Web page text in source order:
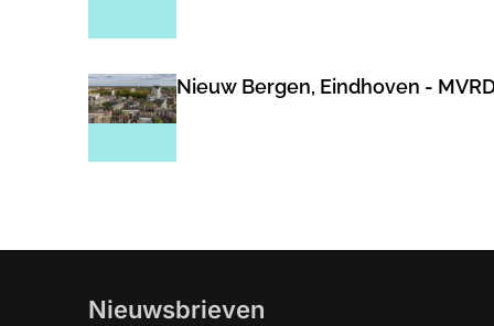
Nieuw Bergen, Eindhoven -
Nieuwsbrieven